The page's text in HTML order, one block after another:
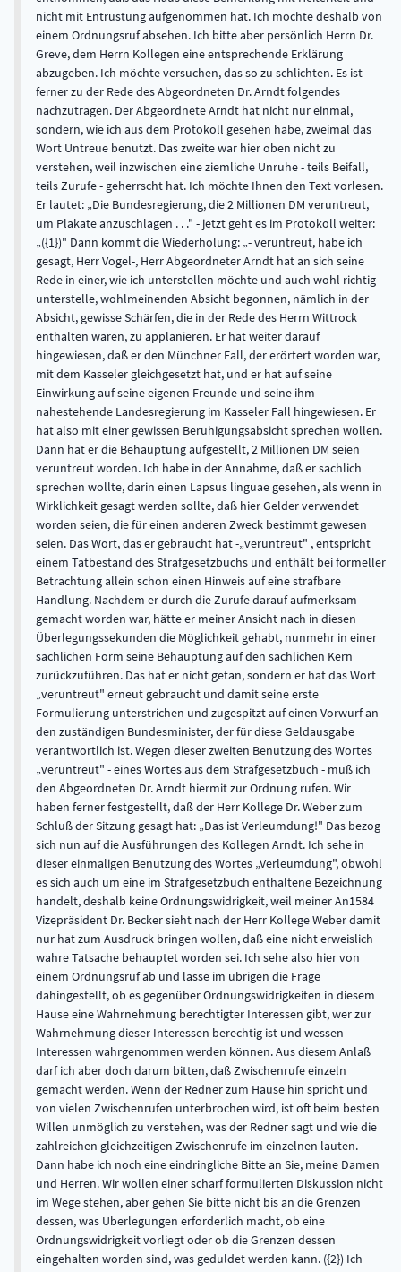
nicht mit Entrüstung aufgenommen hat. Ich möchte deshalb von
einem Ordnungsruf absehen. Ich bitte aber persönlich Herrn Dr.
Greve, dem Herrn Kollegen eine entsprechende Erklärung
abzugeben. Ich möchte versuchen, das so zu schlichten. Es ist
ferner zu der Rede des Abgeordneten Dr. Arndt folgendes
nachzutragen. Der Abgeordnete Arndt hat nicht nur einmal,
sondern, wie ich aus dem Protokoll gesehen habe, zweimal das
Wort Untreue benutzt. Das zweite war hier oben nicht zu
verstehen, weil inzwischen eine ziemliche Unruhe - teils Beifall,
teils Zurufe - geherrscht hat. Ich möchte Ihnen den Text vorlesen.
Er lautet: „Die Bundesregierung, die 2 Millionen DM veruntreut,
um Plakate anzuschlagen . . ." - jetzt geht es im Protokoll weiter:
„({1})" Dann kommt die Wiederholung: „- veruntreut, habe ich
gesagt, Herr Vogel-, Herr Abgeordneter Arndt hat an sich seine
Rede in einer, wie ich unterstellen möchte und auch wohl richtig
unterstelle, wohlmeinenden Absicht begonnen, nämlich in der
Absicht, gewisse Schärfen, die in der Rede des Herrn Wittrock
enthalten waren, zu applanieren. Er hat weiter darauf
hingewiesen, daß er den Münchner Fall, der erörtert worden war,
mit dem Kasseler gleichgesetzt hat, und er hat auf seine
Einwirkung auf seine eigenen Freunde und seine ihm
nahestehende Landesregierung im Kasseler Fall hingewiesen. Er
hat also mit einer gewissen Beruhigungsabsicht sprechen wollen.
Dann hat er die Behauptung aufgestellt, 2 Millionen DM seien
veruntreut worden. Ich habe in der Annahme, daß er sachlich
sprechen wollte, darin einen Lapsus linguae gesehen, als wenn in
Wirklichkeit gesagt werden sollte, daß hier Gelder verwendet
worden seien, die für einen anderen Zweck bestimmt gewesen
seien. Das Wort, das er gebraucht hat -„veruntreut" , entspricht
einem Tatbestand des Strafgesetzbuchs und enthält bei formeller
Betrachtung allein schon einen Hinweis auf eine strafbare
Handlung. Nachdem er durch die Zurufe darauf aufmerksam
gemacht worden war, hätte er meiner Ansicht nach in diesen
Überlegungssekunden die Möglichkeit gehabt, nunmehr in einer
sachlichen Form seine Behauptung auf den sachlichen Kern
zurückzuführen. Das hat er nicht getan, sondern er hat das Wort
„veruntreut" erneut gebraucht und damit seine erste
Formulierung unterstrichen und zugespitzt auf einen Vorwurf an
den zuständigen Bundesminister, der für diese Geldausgabe
verantwortlich ist. Wegen dieser zweiten Benutzung des Wortes
„veruntreut" - eines Wortes aus dem Strafgesetzbuch - muß ich
den Abgeordneten Dr. Arndt hiermit zur Ordnung rufen. Wir
haben ferner festgestellt, daß der Herr Kollege Dr. Weber zum
Schluß der Sitzung gesagt hat: „Das ist Verleumdung!" Das bezog
sich nun auf die Ausführungen des Kollegen Arndt. Ich sehe in
dieser einmaligen Benutzung des Wortes „Verleumdung", obwohl
es sich auch um eine im Strafgesetzbuch enthaltene Bezeichnung
handelt, deshalb keine Ordnungswidrigkeit, weil meiner An1584
Vizepräsident Dr. Becker sieht nach der Herr Kollege Weber damit
nur hat zum Ausdruck bringen wollen, daß eine nicht erweislich
wahre Tatsache behauptet worden sei. Ich sehe also hier von
einem Ordnungsruf ab und lasse im übrigen die Frage
dahingestellt, ob es gegenüber Ordnungswidrigkeiten in diesem
Hause eine Wahrnehmung berechtigter Interessen gibt, wer zur
Wahrnehmung dieser Interessen berechtig ist und wessen
Interessen wahrgenommen werden können. Aus diesem Anlaß
darf ich aber doch darum bitten, daß Zwischenrufe einzeln
gemacht werden. Wenn der Redner zum Hause hin spricht und
von vielen Zwischenrufen unterbrochen wird, ist oft beim besten
Willen unmöglich zu verstehen, was der Redner sagt und wie die
zahlreichen gleichzeitigen Zwischenrufe im einzelnen lauten.
Dann habe ich noch eine eindringliche Bitte an Sie, meine Damen
und Herren. Wir wollen einer scharf formulierten Diskussion nicht
im Wege stehen, aber gehen Sie bitte nicht bis an die Grenzen
dessen, was Überlegungen erforderlich macht, ob eine
Ordnungswidrigkeit vorliegt oder ob die Grenzen dessen
eingehalten worden sind, was geduldet werden kann. ({2}) Ich